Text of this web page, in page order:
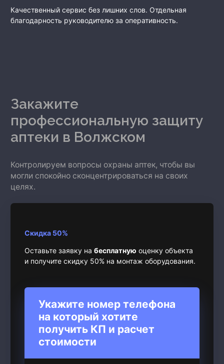
Качественный сервис без лишних слов. Отдельная
благодарность руководителю за оперативность.
Закажите
профессиональную защиту
аптеки в Волжском
Контролируем вопросы охраны аптек, чтобы вы
могли спокойно сконцентрироваться на своих
целях.
Скидка 50%
Оставьте заявку на бесплатную оценку объекта
и получите скидку 50% на монтаж оборудования.
Укажите номер телефона
на который хотите
получить КП и расчет
стоимости